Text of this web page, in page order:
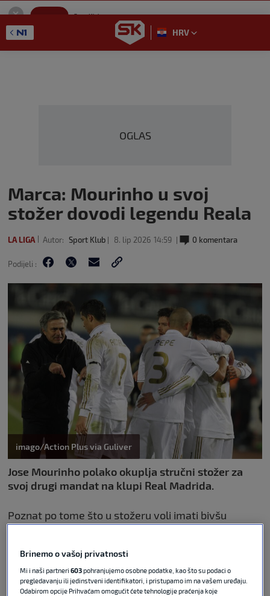
SportKlub
GET - On the Google Play
HRV
OGLAS
Marca: Mourinho u svoj
stožer dovodi legendu Reala
LA LIGA Autor: Sport Klub 8. lip 2026 14:59 0 komentara
Podijeli :
imago/Action Plus via Guliver
Jose Mourinho polako okuplja stručni stožer za
svoj drugi mandat na klupi Real Madrida.
Poznat po tome što u stožeru voli imati bivšu
legendu kluba, portugalski je strateg za tu ulogu
Mono s Radio Marce.
POVEZANO
Brinemo o vašoj privatnosti
Mi i naši partneri603pohranjujemo osobne podatke, kao što su podaci o
pregledavanju ili jedinstveni identifikatori, i pristupamo im na vašem uređaju.
Odabirom opcije Prihvaćam omogućit ćete tehnologije praćenja koje